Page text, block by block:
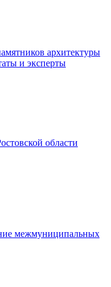
архитектуры
и эксперты
области
межмуниципальных